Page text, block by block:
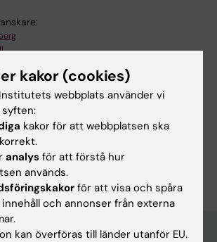
kakor (cookies)
webbplats använder vi
syften:
kakor för att webbplatsen ska
analys för att förstå hur
används.
för att visa och spåra
och annonser från externa
kan överföras till länder utanför EU.